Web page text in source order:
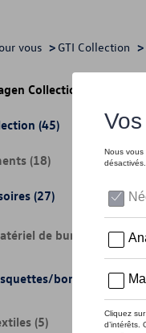
vous > GTI Collection >
Collection
(45)
(18)
(27)
de bureau (4)
bonnets (3)
(5)